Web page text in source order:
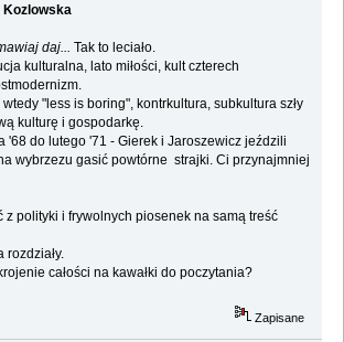
Kozlowska
daj...
Tak to leciało.
kulturalna, lato miłości, kult czterech
wtedy "less is boring", kontrkultura, subkultura szły
kulturę i gospodarkę.
'68 do lutego '71 - Gierek i Jaroszewicz jeździli
wybrzezu gasić powtórne strajki. Ci przynajmniej
z polityki i frywolnych piosenek na samą treść
rozdziały.
całości na kawałki do poczytania?
Zapisane